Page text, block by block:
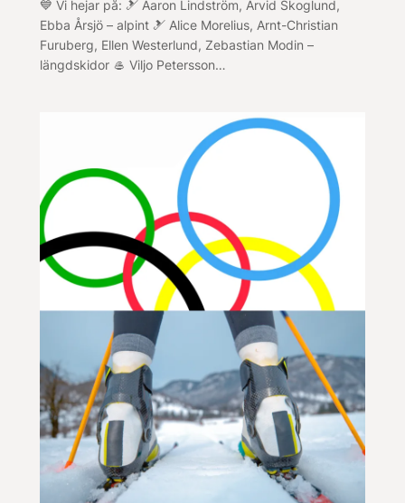
💙 Vi hejar på: 🎿 Aaron Lindström, Arvid Skoglund,
Ebba Årsjö – alpint 🎿 Alice Morelius, Arnt-Christian
Furuberg, Ellen Westerlund, Zebastian Modin –
längdskidor 🥌 Viljo Petersson…